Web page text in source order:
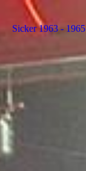
Sicker 1963 - 1965